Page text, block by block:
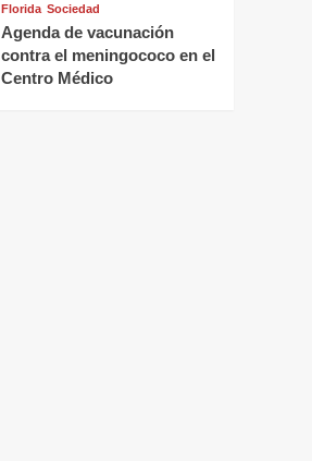
Florida Sociedad
Agenda de vacunación
contra el meningococo en el
Centro Médico